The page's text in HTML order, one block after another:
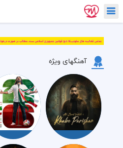
آهنگهای ویژه